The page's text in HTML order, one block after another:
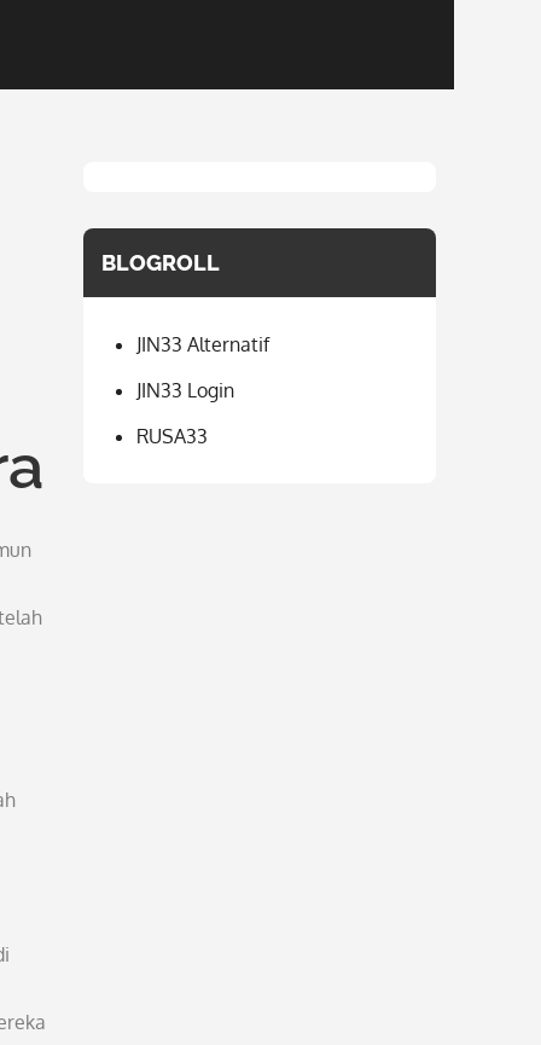
BLOGROLL
JIN33 Alternatif
JIN33 Login
RUSA33